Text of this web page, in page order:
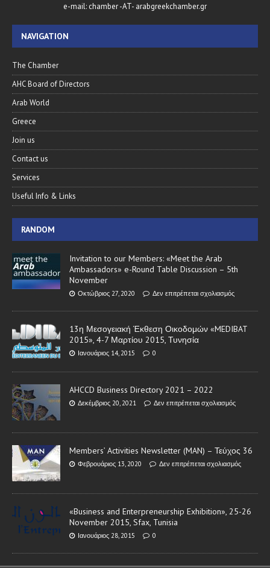
e-mail: chamber -AT- arabgreekchamber.gr
NAVIGATION
The Chamber
AHC Board of Directors
Arab World
Greece
Join us
Contact us
Services
Useful Info & Links
RANDOM
Invitation to our Members: «Meet the Arab
Ambassadors» e-Round Table Discussion – 5th
November
Οκτώβριος 27, 2020 Δεν επιτρέπεται σχολιασμός
13η Μεσογειακή Έκθεση Οικοδομών «MEDIBAT
2015», 4-7 Μαρτίου 2015, Τυνησία
Ιανουάριος 14, 2015 0
AHCCD Business Directory 2021 – 2022
Δεκέμβριος 20, 2021 Δεν επιτρέπεται σχολιασμός
Members’ Activities Newsletter (MAN) – Τεύχος 36
Φεβρουάριος 13, 2020 Δεν επιτρέπεται σχολιασμός
«Business and Enterpreneurship Exhibition», 25-26
November 2015, Sfax, Tunisia
Ιανουάριος 28, 2015 0